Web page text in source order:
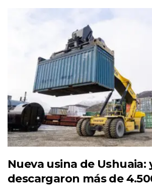
Nueva usina de Ushuaia:
descargaron más de